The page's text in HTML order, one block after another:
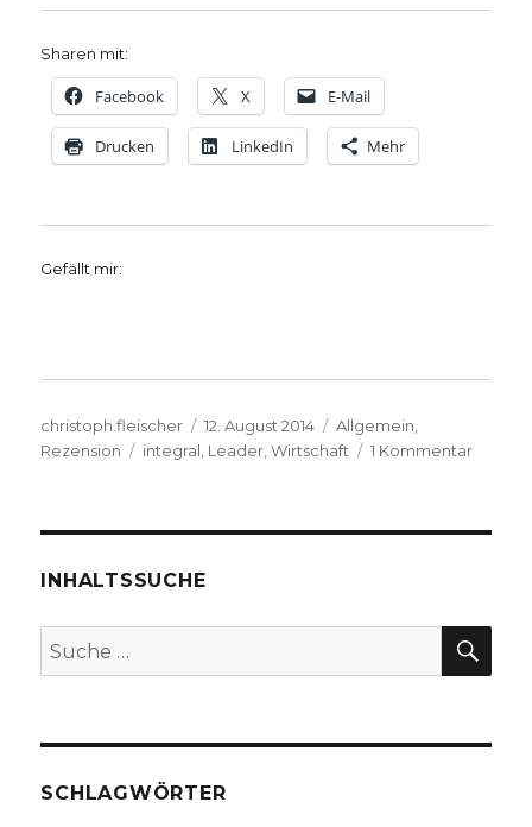
Sharen mit:
Facebook X E-Mail
Drucken LinkedIn Mehr
Gefällt mir:
Autor
christoph.fleischer
Veröffentlicht
am
12. August 2014 Kategorien
Allgemein
Rezension
Schlagwörter
integral Leader ,Wirtschaft 1 Kommentarzu
Gerd
Kracht
August
INHALTSSUCHE
Suche
nach:
SCHLAGWÖRTER